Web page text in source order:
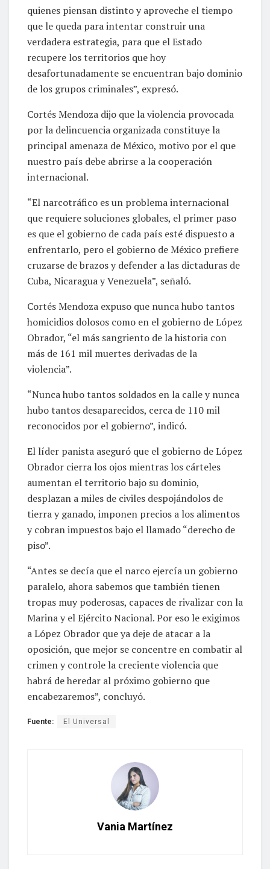
quienes piensan distinto y aproveche el tiempo
que le queda para intentar construir una
verdadera estrategia, para que el Estado
recupere los territorios que hoy
desafortunadamente se encuentran bajo dominio
de los grupos criminales”, expresó.
Cortés Mendoza dijo que la violencia provocada
por la delincuencia organizada constituye la
principal amenaza de México, motivo por el que
nuestro país debe abrirse a la cooperación
internacional.
“El narcotráfico es un problema internacional
que requiere soluciones globales, el primer paso
es que el gobierno de cada país esté dispuesto a
enfrentarlo, pero el gobierno de México prefiere
cruzarse de brazos y defender a las dictaduras de
Cuba, Nicaragua y Venezuela”, señaló.
Cortés Mendoza expuso que nunca hubo tantos
homicidios dolosos como en el gobierno de López
Obrador, “el más sangriento de la historia con
más de 161 mil muertes derivadas de la
violencia”.
“Nunca hubo tantos soldados en la calle y nunca
hubo tantos desaparecidos, cerca de 110 mil
reconocidos por el gobierno”, indicó.
El líder panista aseguró que el gobierno de López
Obrador cierra los ojos mientras los cárteles
aumentan el territorio bajo su dominio,
desplazan a miles de civiles despojándolos de
tierra y ganado, imponen precios a los alimentos
y cobran impuestos bajo el llamado “derecho de
piso”.
“Antes se decía que el narco ejercía un gobierno
paralelo, ahora sabemos que también tienen
tropas muy poderosas, capaces de rivalizar con la
Marina y el Ejército Nacional. Por eso le exigimos
a López Obrador que ya deje de atacar a la
oposición, que mejor se concentre en combatir al
crimen y controle la creciente violencia que
habrá de heredar al próximo gobierno que
encabezaremos”, concluyó.
Fuente: El Universal
Vania Martínez